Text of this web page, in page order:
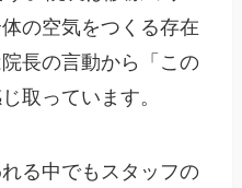
の空気をつくる存在
長の言動から「この
取っています。
る中でもスタッフの